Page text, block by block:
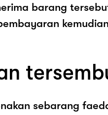
barang
sebarang